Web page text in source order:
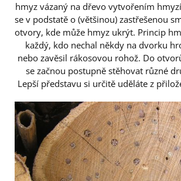
hmyz vázaný na dřevo vytvořením
se v podstatě o (většinou) zastřešenou
otvory, kde může hmyz ukrýt. Princip
každý, kdo nechal někdy na dvorku
nebo zavěsil rákosovou rohož. Do
se začnou postupně stěhovat různé
Lepší představu si určitě uděláte z